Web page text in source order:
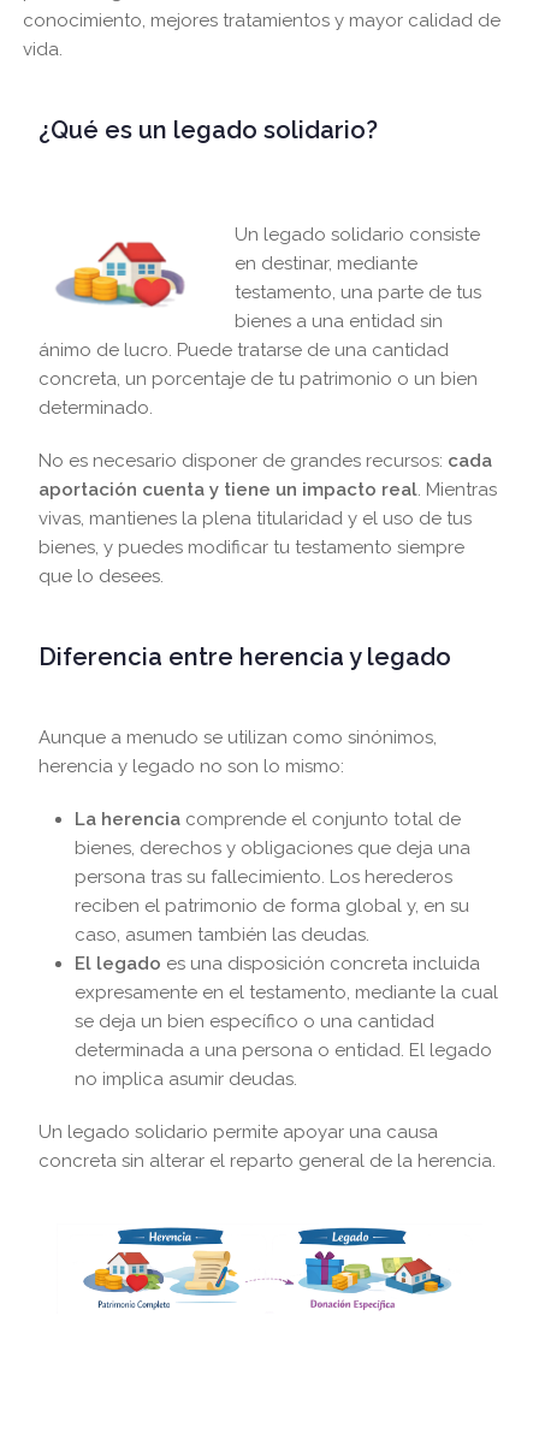
conocimiento, mejores tratamientos y mayor calidad de
vida.
¿Qué es un legado solidario?
Un legado solidario consiste
en destinar, mediante
testamento, una parte de tus
bienes a una entidad sin
ánimo de lucro. Puede tratarse de una cantidad
concreta, un porcentaje de tu patrimonio o un bien
determinado.
No es necesario disponer de grandes recursos: cada
aportación cuenta y tiene un impacto real. Mientras
vivas, mantienes la plena titularidad y el uso de tus
bienes, y puedes modificar tu testamento siempre
que lo desees.
Diferencia entre herencia y legado
Aunque a menudo se utilizan como sinónimos,
herencia y legado no son lo mismo:
La herencia comprende el conjunto total de
bienes, derechos y obligaciones que deja una
persona tras su fallecimiento. Los herederos
reciben el patrimonio de forma global y, en su
caso, asumen también las deudas.
El legado es una disposición concreta incluida
expresamente en el testamento, mediante la cual
se deja un bien específico o una cantidad
determinada a una persona o entidad. El legado
no implica asumir deudas.
Un legado solidario permite apoyar una causa
concreta sin alterar el reparto general de la herencia.